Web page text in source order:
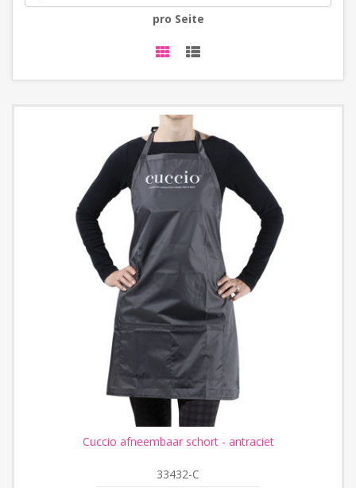
pro Seite
Cuccio afneembaar schort - antraciet
33432-C